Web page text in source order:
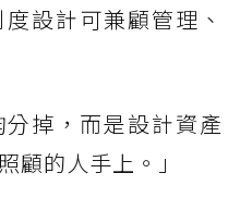
設計可兼顧管理、
分掉，而是設計資產
顧的人手上。」